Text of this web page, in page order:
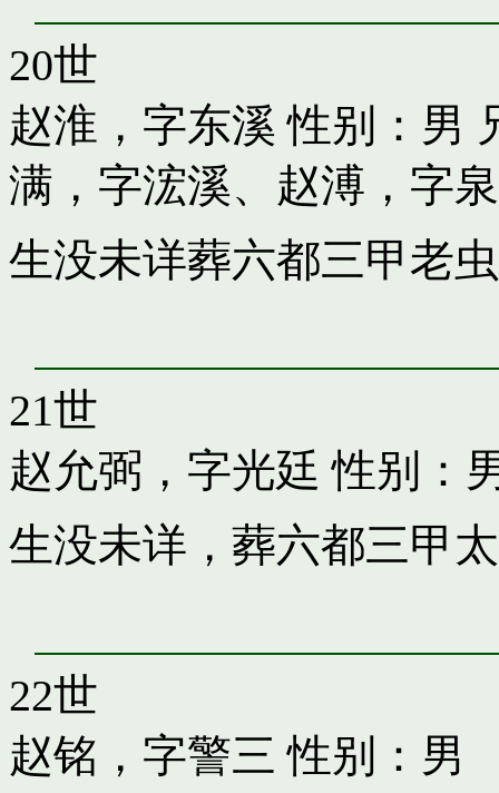
20世
赵淮，字东溪 性别：男
满，字浤溪、 赵溥，字
生没未详葬六都三甲老
21世
赵允弼，字光廷 性别：
生没未详，葬六都三甲
22世
赵铭，字警三 性别：男